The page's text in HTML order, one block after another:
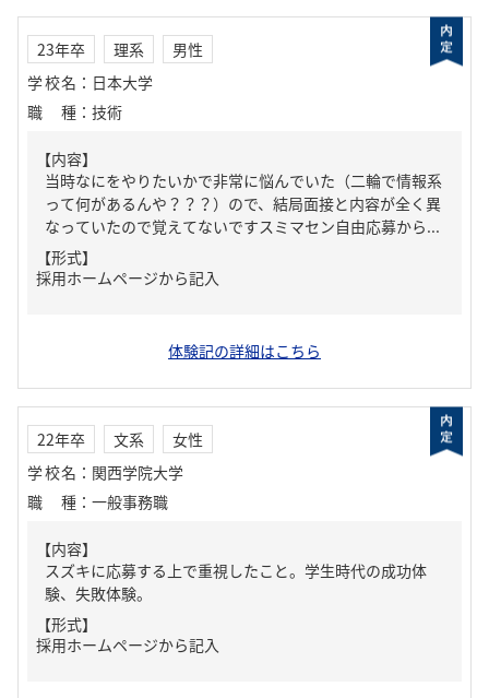
23年卒 理系
男性
学校名 ： 日本大学
職種 ： 技術
【内容】
当時なにをやりたいかで非常に悩んでいた（二輪で情報系
って何があるんや？？？）ので、結局面接と内容が全く異
なっていたので覚えてないですスミマセン自由応募から...
【形式】
採用ホームページから記入
体験記の詳細はこちら
22年卒 文系
女性
学校名 ： 関西学院大学
職種 ： 一般事務職
【内容】
スズキに応募する上で重視したこと。学生時代の成功体
験、失敗体験。
【形式】
採用ホームページから記入